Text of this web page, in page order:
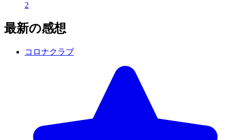
2
最新の感想
コロナクラブ